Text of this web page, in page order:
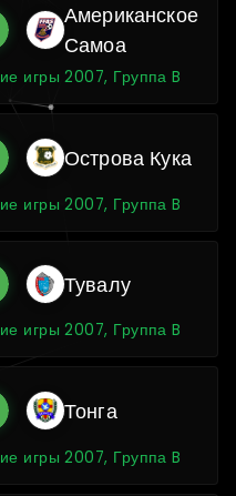
Американское
Самоа
игры 2007, Группа B
Острова Кука
игры 2007, Группа B
Тувалу
игры 2007, Группа B
Тонга
игры 2007, Группа B